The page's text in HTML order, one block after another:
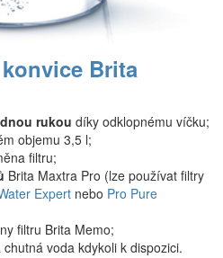
Brita
rukou díky odklopnému víčku;
objemu 3,5 l;
filtru;
Brita Maxtra Pro (lze používat filtry
Expert nebo Pro Pure
filtru Brita Memo;
chutná voda kdykoli k dispozici.